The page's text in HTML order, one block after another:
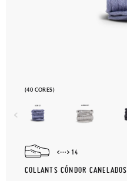
(40 CORES)
14
COLLANTS CÓNDOR CANELADOS